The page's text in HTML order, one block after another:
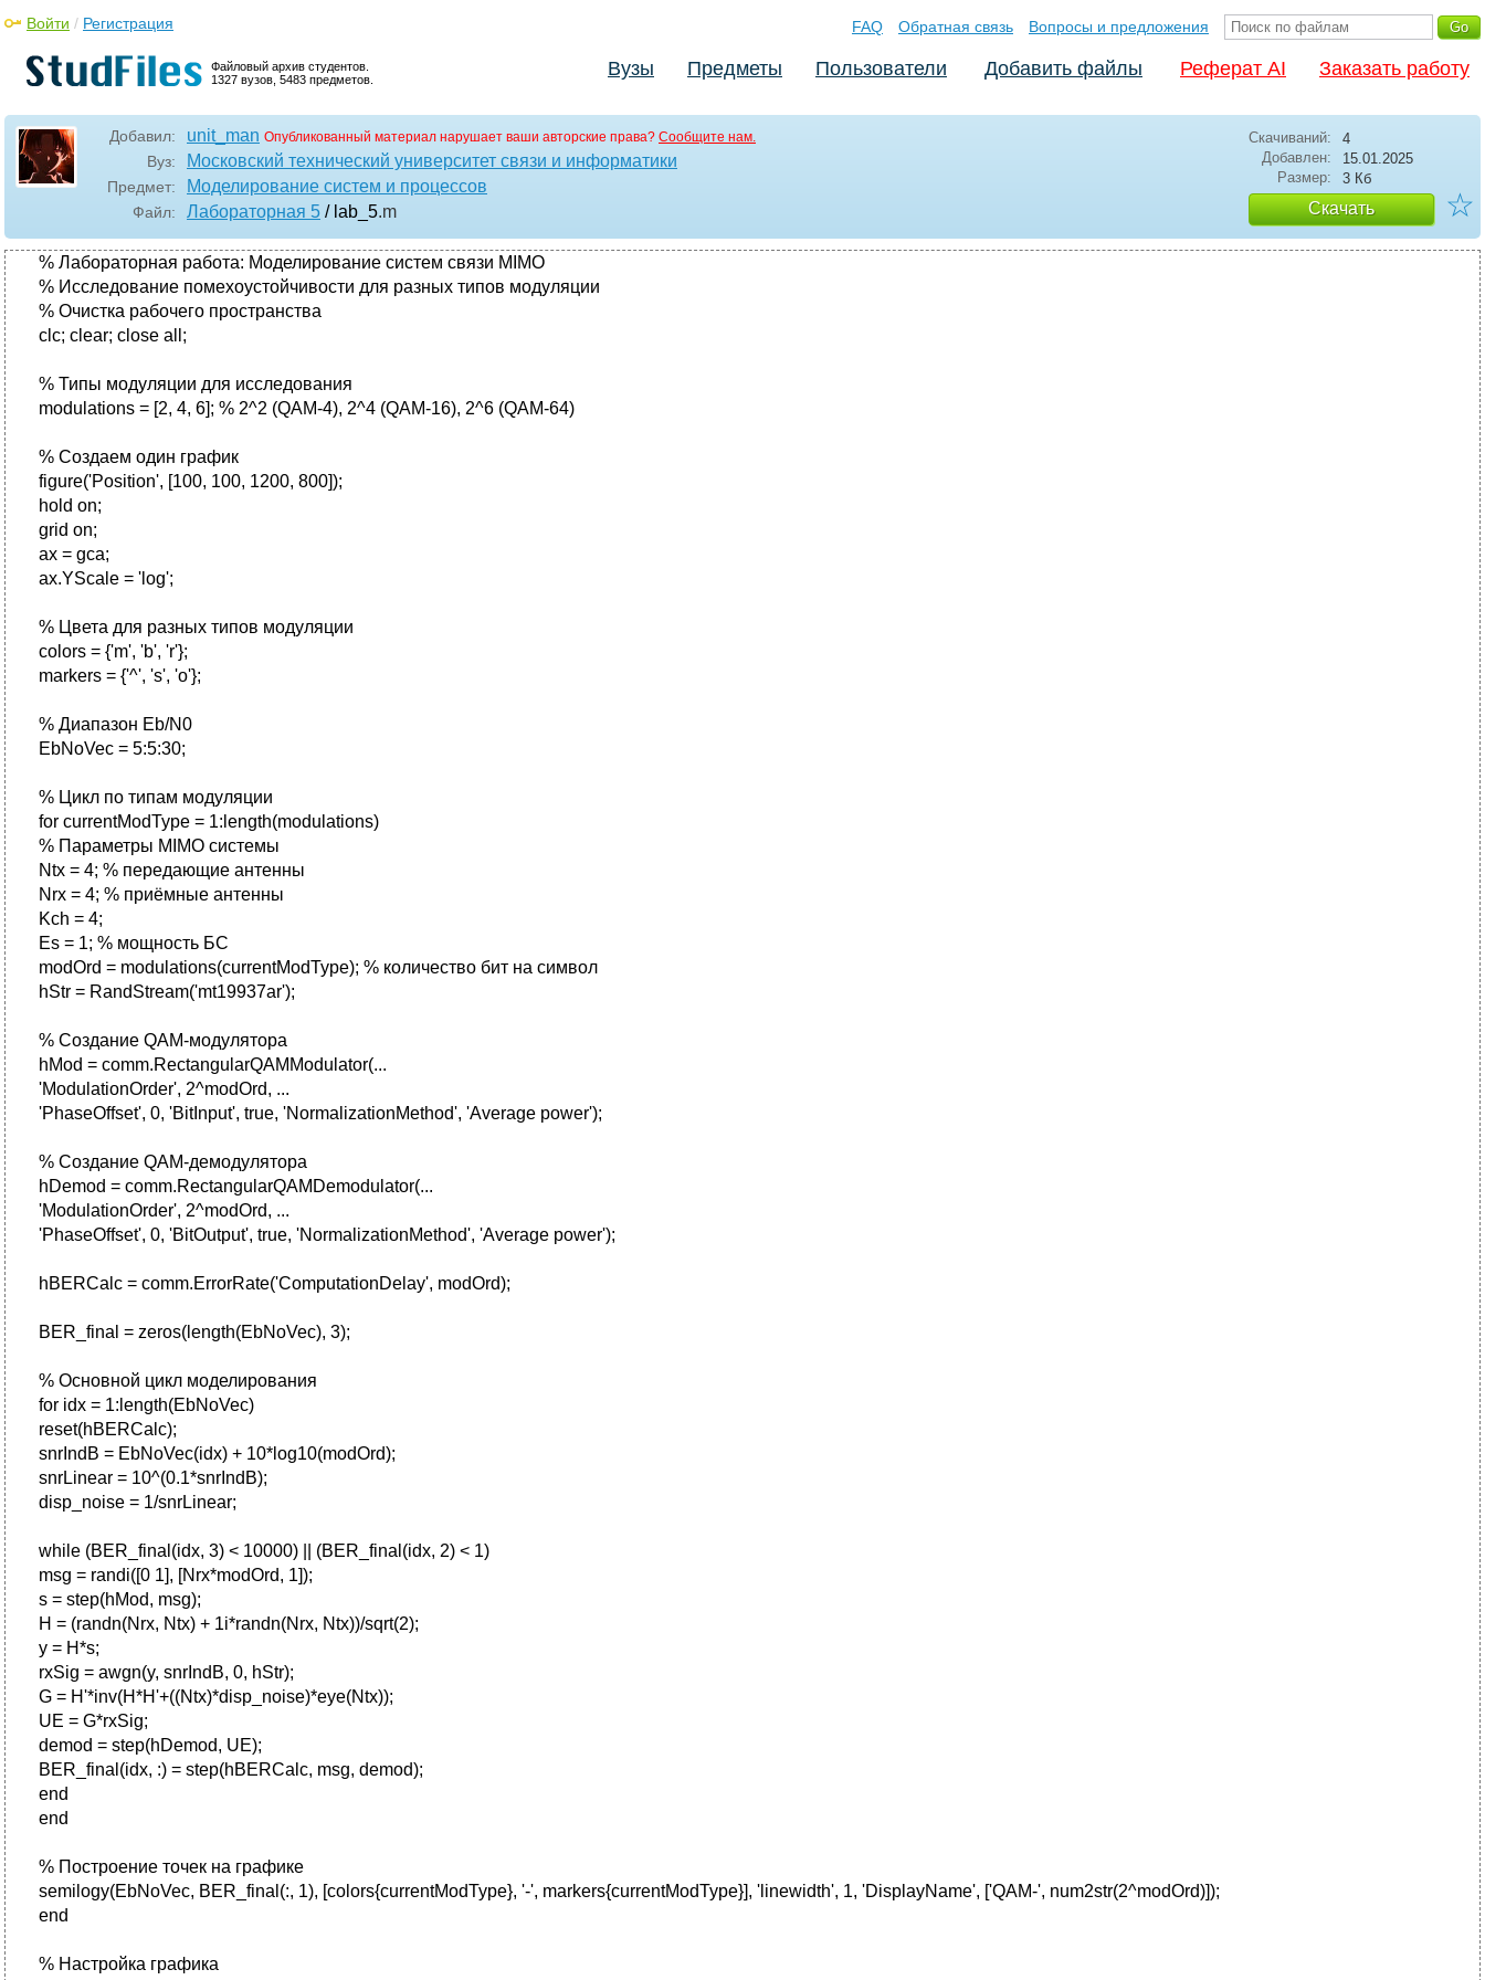
Файловый архив студентов.
1327 вузов, 5483 предметов.
Войти / Регистрация FAQ Обратная связь Вопросы и предложения
Вузы Предметы Пользователи Добавить файлы Реферат AI Заказать работу
Добавил: unit_man Опубликованный материал нарушает ваши авторские права? Сообщите нам.
Вуз: Московский технический университет связи и информатики
Предмет: Моделирование систем и процессов
Файл: Лабораторная 5 / lab_5.m
Скачиваний:
4
Добавлен:
15.01.2025
Размер:
3 Кб
Скачать ☆
% Лабораторная работа: Моделирование систем связи MIMO
% Исследование помехоустойчивости для разных типов модуляции
% Очистка рабочего пространства
clc; clear; close all;
% Типы модуляции для исследования
modulations = [2, 4, 6]; % 2^2 (QAM-4), 2^4 (QAM-16), 2^6 (QAM-64)
% Создаем один график
figure('Position', [100, 100, 1200, 800]);
hold on;
grid on;
ax = gca;
ax.YScale = 'log';
% Цвета для разных типов модуляции
colors = {'m', 'b', 'r'};
markers = {'^', 's', 'o'};
% Диапазон Eb/N0
EbNoVec = 5:5:30;
% Цикл по типам модуляции
for currentModType = 1:length(modulations)
% Параметры MIMO системы
Ntx = 4; % передающие антенны
Nrx = 4; % приёмные антенны
Kch = 4;
Es = 1; % мощность БС
modOrd = modulations(currentModType); % количество бит на символ
hStr = RandStream('mt19937ar');
% Создание QAM-модулятора
hMod = comm.RectangularQAMModulator(...
'ModulationOrder', 2^modOrd, ...
'PhaseOffset', 0, 'BitInput', true, 'NormalizationMethod', 'Average power');
% Создание QAM-демодулятора
hDemod = comm.RectangularQAMDemodulator(...
'ModulationOrder', 2^modOrd, ...
'PhaseOffset', 0, 'BitOutput', true, 'NormalizationMethod', 'Average power');
hBERCalc = comm.ErrorRate('ComputationDelay', modOrd);
BER_final = zeros(length(EbNoVec), 3);
% Основной цикл моделирования
for idx = 1:length(EbNoVec)
reset(hBERCalc);
snrIndB = EbNoVec(idx) + 10*log10(modOrd);
snrLinear = 10^(0.1*snrIndB);
disp_noise = 1/snrLinear;
while (BER_final(idx, 3) < 10000) || (BER_final(idx, 2) < 1)
msg = randi([0 1], [Nrx*modOrd, 1]);
s = step(hMod, msg);
H = (randn(Nrx, Ntx) + 1i*randn(Nrx, Ntx))/sqrt(2);
y = H*s;
rxSig = awgn(y, snrIndB, 0, hStr);
G = H'*inv(H*H'+((Ntx)*disp_noise)*eye(Ntx));
UE = G*rxSig;
demod = step(hDemod, UE);
BER_final(idx, :) = step(hBERCalc, msg, demod);
end
end
% Построение точек на графике
semilogy(EbNoVec, BER_final(:, 1), [colors{currentModType}, '-', markers{currentModType}], 'linewidth', 1, 'DisplayName', ['QAM-', num2str(2^modOrd)]);
end
% Настройка графика